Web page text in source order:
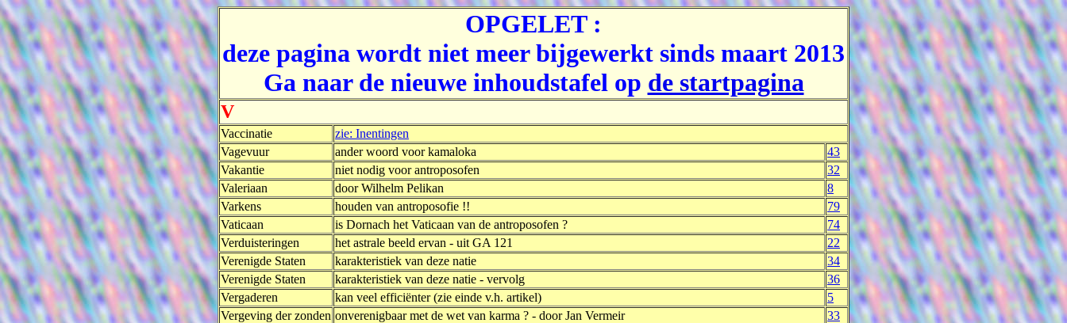
OPGELET :
deze pagina wordt niet meer bijgewerkt sinds maart 2013
Ga naar de nieuwe inhoudstafel op de startpagina
V
Vaccinatie
zie: Inentingen
Vagevuur
ander woord voor kamaloka
43
Vakantie
niet nodig voor antroposofen
32
Valeriaan
door Wilhelm Pelikan
8
Varkens
houden van antroposofie !!
79
Vaticaan
is Dornach het Vaticaan van de antroposofen ?
74
Verduisteringen
het astrale beeld ervan - uit GA 121
22
Verenigde Staten
karakteristiek van deze natie
34
Verenigde Staten
karakteristiek van deze natie - vervolg
36
Vergaderen
kan veel efficiënter (zie einde v.h. artikel)
5
Vergeving der zonden onverenigbaar met de wet van karma ? - door Jan Vermeir
33